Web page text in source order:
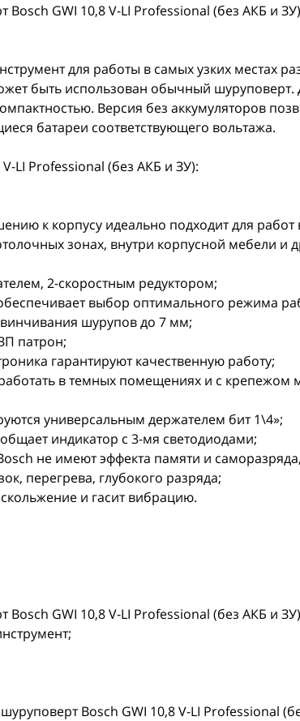
GWI 10,8 V-LI Professional (без АКБ и
для работы в самых узких местах
быть использован обычный шуруповерт.
Версия без аккумуляторов
батареи соответствующего вольтажа.
LI Professional (без АКБ и ЗУ):
к корпусу идеально подходит для работ
зонах, внутри корпусной мебели и
2-скоростным редуктором;
выбор оптимального режима
шурупов до 7 мм;
патрон;
гарантируют качественную работу;
в темных помещениях и с крепежом
универсальным держателем бит 1\4»;
индикатор с 3-мя светодиодами;
не имеют эффекта памяти и саморазряда,
перегрева, глубокого разряда;
скольжение и гасит вибрацию.
GWI 10,8 V-LI Professional (без АКБ и
Bosch GWI 10,8 V-LI Professional